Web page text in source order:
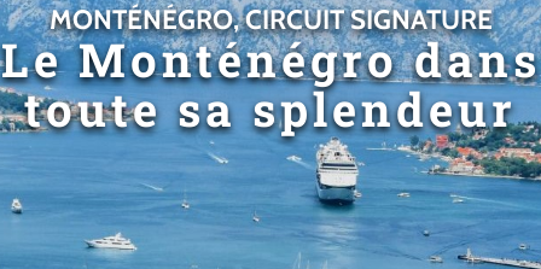
MONTÉNÉGRO, CIRCUIT SIGNATURE
Le Monténégro dans
toute sa splendeur